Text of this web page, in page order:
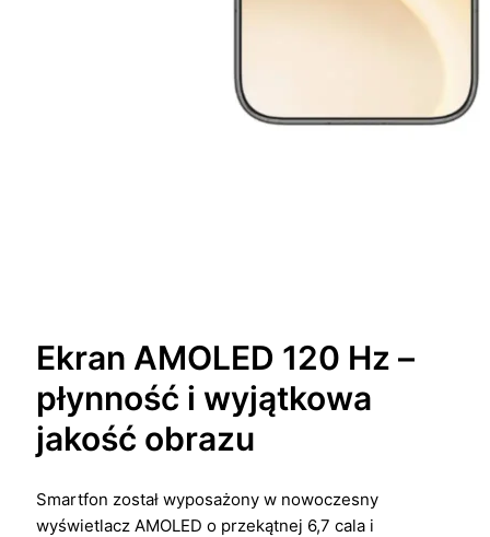
Ekran AMOLED 120 Hz –
płynność i wyjątkowa
jakość obrazu
Smartfon został wyposażony w nowoczesny
wyświetlacz AMOLED o przekątnej 6,7 cala i